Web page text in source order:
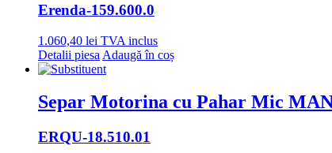
Erenda-159.600.0
1.060,40 lei TVA inclus
Detalii piesa Adaugă în coș
Separ Motorina cu Pahar Mic
ERQU-18.510.01